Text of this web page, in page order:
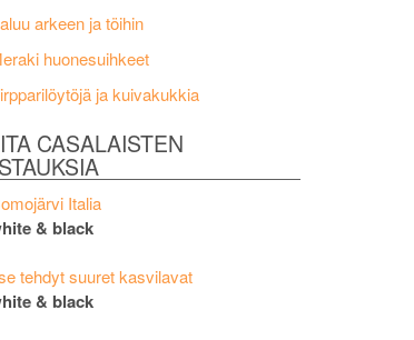
arkeen ja töihin
huonesuihkeet
ja kuivakukkia
CASALAISTEN
Italia
& black
tehdyt suuret kasvilavat
& black